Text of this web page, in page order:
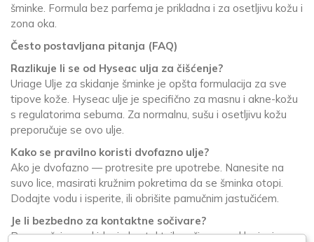
šminke. Formula bez parfema je prikladna i za osetljivu kožu i
zona oka.
Često postavljana pitanja (FAQ)
Razlikuje li se od Hyseac ulja za čišćenje?
Uriage Ulje za skidanje šminke je opšta formulacija za sve
tipove kože. Hyseac ulje je specifično za masnu i akne-kožu
s regulatorima sebuma. Za normalnu, sušu i osetljivu kožu
preporučuje se ovo ulje.
Kako se pravilno koristi dvofazno ulje?
Ako je dvofazno — protresite pre upotrebe. Nanesite na
suvo lice, masirati kružnim pokretima da se šminka otopi.
Dodajte vodu i isperite, ili obrišite pamučnim jastučićem.
Je li bezbedno za kontaktne sočivare?
Preporučuje se skidanje kontaktnih sočiva pre uklanjanja